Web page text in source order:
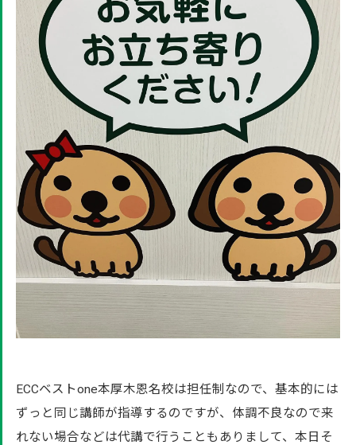
ECCベストone本厚木恩名校は担任制なので、基本的には
ずっと同じ講師が指導するのですが、体調不良なので来
れない場合などは代講で行うこともありまして、本日そ